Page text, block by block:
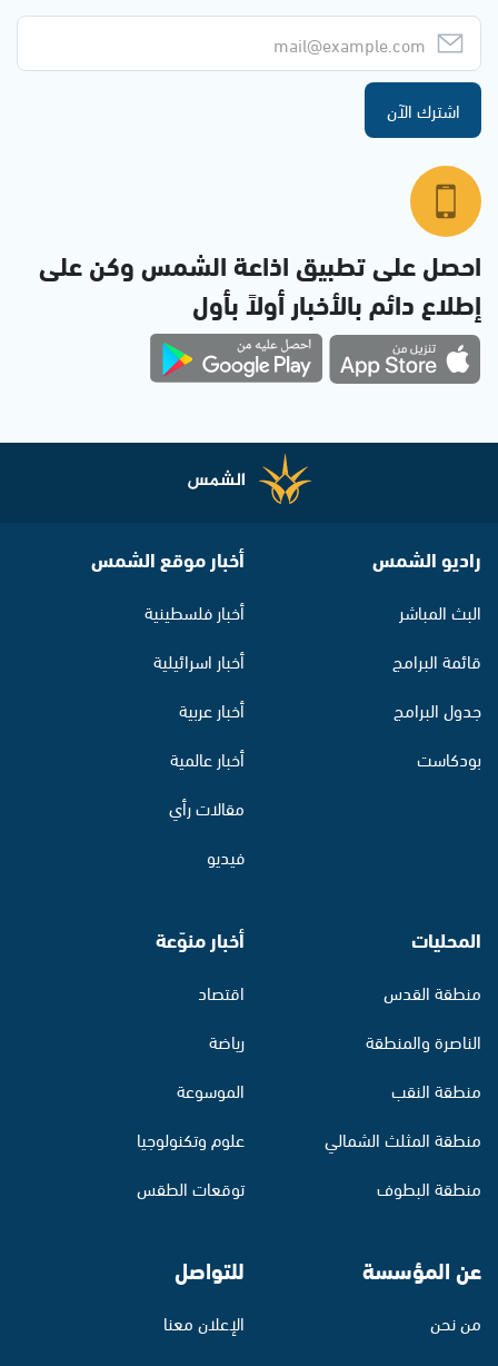
اشترك الآن
احصل على تطبيق اذاعة الشمس وكن على
إطلاع دائم بالأخبار أولاً بأول
راديو الشمس
البث المباشر
قائمة البرامج
جدول البرامج
بودكاست
أخبار موقع الشمس
أخبار فلسطينية
أخبار اسرائيلية
أخبار عربية
أخبار عالمية
مقالات رأي
فيديو
المحليات
منطقة القدس
الناصرة والمنطقة
منطقة النقب
منطقة المثلث الشمالي
منطقة البطوف
أخبار منوّعة
اقتصاد
رياضة
الموسوعة
علوم وتكنولوجيا
توقعات الطقس
عن المؤسسة
من نحن
للتواصل
الإعلان معنا